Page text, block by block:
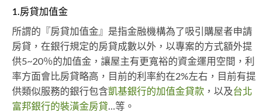
1.房貸加值金
所謂的『房貸加值金』是指金融機構為了吸引購屋者申請
房貸，在銀行規定的房貸成數以外，以專案的方式額外提
供5~20％的加值金，讓屋主有更寬裕的資金運用空間，利
率方面會比房貸略高，目前的利率約在2%左右，目前有提
供類似服務的銀行包含凱基銀行的加值金貸款 ，以及台北
富邦銀行的裝潢金房貸...等。